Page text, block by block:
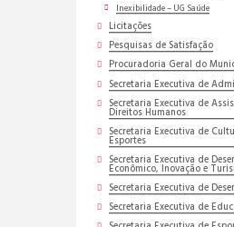
Inexibilidade – UG Saúde
Licitações
Pesquisas de Satisfação
Procuradoria Geral do
Secretaria Executiva de
Secretaria Executiva de
Direitos Humanos
Secretaria Executiva de
Esportes
Secretaria Executiva de
Econômico, Inovação e
Secretaria Executiva de
Secretaria Executiva de